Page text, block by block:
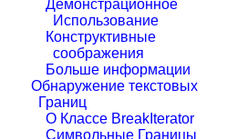
Демонстрационное
Использование
Конструктивные
соображения
Больше информации
Обнаружение текстовых
Границ
О Классе BreakIterator
Символьные Границы